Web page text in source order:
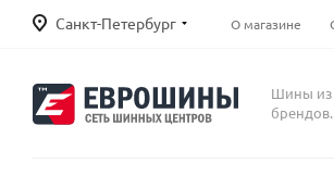
Санкт-Петербург О магазине
Шины из
брендов.